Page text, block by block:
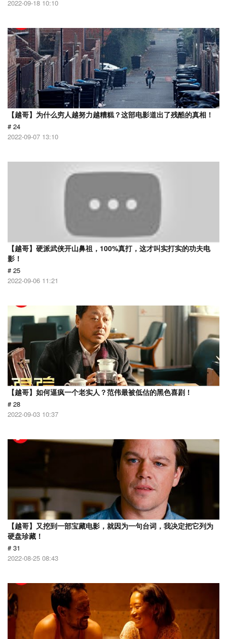
2022-09-18 10:10
【越哥】为什么穷人越努力越糟糕？这部电影道出了残酷的真相！
# 24
2022-09-07 13:10
【越哥】硬派武侠开山鼻祖，100%真打，这才叫实打实的功夫电
影！
# 25
2022-09-06 11:21
【越哥】如何逼疯一个老实人？范伟最被低估的黑色喜剧！
# 28
2022-09-03 10:37
【越哥】又挖到一部宝藏电影，就因为一句台词，我决定把它列为
硬盘珍藏！
# 31
2022-08-25 08:43